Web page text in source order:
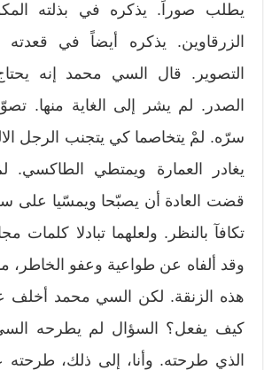
يطلب صوراً. يذكره في بذلته
الزرقاوين. يذكره أيضاً في قعدته
التصوير. قال السي محمد إنه
الصدر. لم يشر إلى الغاية منها.
سرّه. لمْ يتخاصما كي يتجنب الرجل
يغادر العمارة ويمتطي الطاكسي.
قضت العادة أن يصبّحا ويمسّيا على
تكافآ بالنظر. ولعلهما تبادلا كلمات
وقد ألفاه عن طواعية وعفو الخاطر،
هذه الزنقة. لكن السي محمد أخلف
كيف يفعل؟ السؤال لم يطرحه السي
الذي طرحته. وأنا، إلى ذلك، طرحته